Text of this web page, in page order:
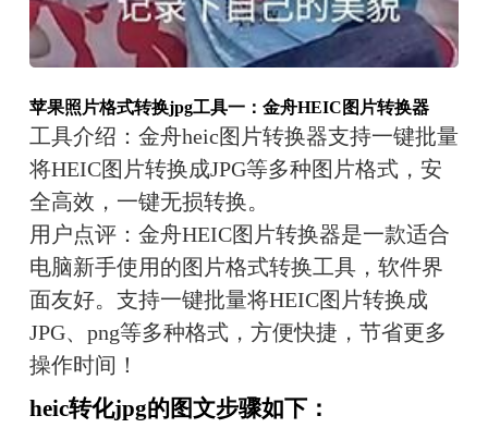
苹果照片格式转换jpg工具一：金舟HEIC图片转换器
工具介绍： 金舟heic图片转换器支持一键批量
将HEIC图片转换成JPG等多种图片格式，安
全高效，一键无损转换。
用户点评： 金舟HEIC图片转换器是一款适合
电脑新手使用的图片格式转换工具，软件界
面友好。支持一键批量将HEIC图片转换成
JPG、png等多种格式，方便快捷，节省更多
操作时间！
heic转化jpg的图文步骤如下：